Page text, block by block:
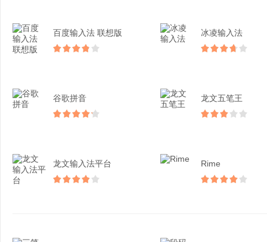
百度输入法 联想版 冰凌输入法
谷歌拼音 龙文五笔王
龙文输入法平台 Rime